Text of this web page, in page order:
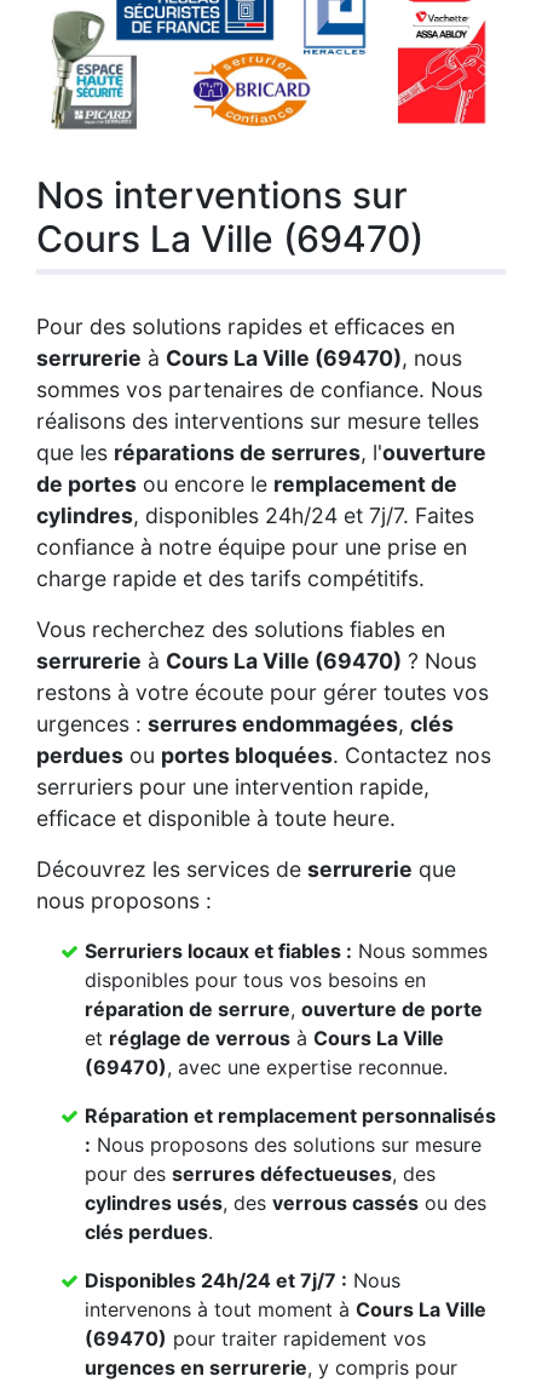
Nos interventions sur
Cours La Ville (69470)
Pour des solutions rapides et efficaces en
serrurerie à Cours La Ville (69470), nous
sommes vos partenaires de confiance. Nous
réalisons des interventions sur mesure telles
que les réparations de serrures, l'ouverture
de portes ou encore le remplacement de
cylindres, disponibles 24h/24 et 7j/7. Faites
confiance à notre équipe pour une prise en
charge rapide et des tarifs compétitifs.
Vous recherchez des solutions fiables en
serrurerie à Cours La Ville (69470) ? Nous
restons à votre écoute pour gérer toutes vos
urgences : serrures endommagées, clés
perdues ou portes bloquées. Contactez nos
serruriers pour une intervention rapide,
efficace et disponible à toute heure.
Découvrez les services de serrurerie que
nous proposons :
Serruriers locaux et fiables : Nous sommes
disponibles pour tous vos besoins en
réparation de serrure, ouverture de porte
et réglage de verrous à Cours La Ville
(69470), avec une expertise reconnue.
Réparation et remplacement personnalisés
: Nous proposons des solutions sur mesure
pour des serrures défectueuses, des
cylindres usés, des verrous cassés ou des
clés perdues.
Disponibles 24h/24 et 7j/7 : Nous
intervenons à tout moment à Cours La Ville
(69470) pour traiter rapidement vos
urgences en serrurerie, y compris pour